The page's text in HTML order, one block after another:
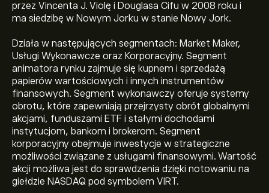
przez Vincenta J. Violę i Douglasa Cifu w 2008 roku i
ma siedzibę w Nowym Jorku w stanie Nowy Jork.
Działa w następujących segmentach: Market Maker,
Usługi Wykonawcze oraz Korporacyjny. Segment
animatora rynku zajmuje się kupnem i sprzedażą
papierów wartościowych i innych instrumentów
finansowych. Segment wykonawczy oferuje systemy
obrotu, które zapewniają przejrzysty obrót globalnymi
akcjami, funduszami ETF i stałymi dochodami
instytucjom, bankom i brokerom. Segment
korporacyjny obejmuje inwestycje w strategiczne
możliwości związane z usługami finansowymi. Wartość
akcji możliwa jest do sprawdzenia dzięki notowaniu na
giełdzie NASDAQ pod symbolem VIRT.